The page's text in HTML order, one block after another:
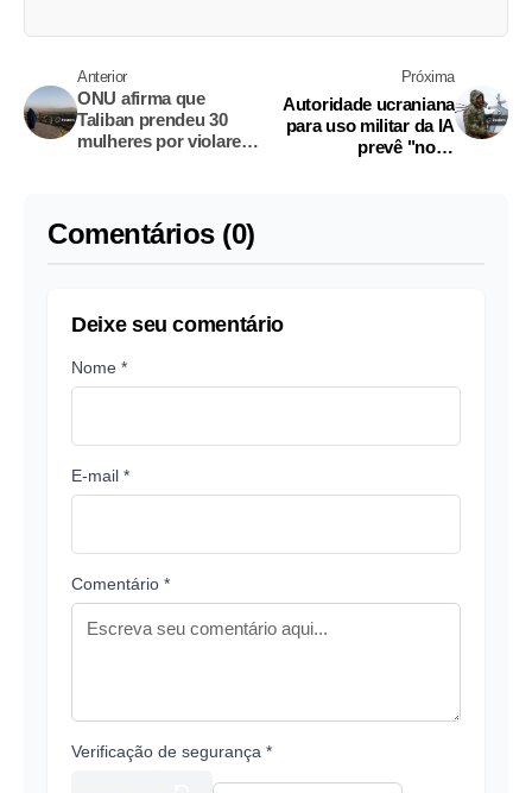
Anterior
ONU afirma que
Taliban prendeu 30
mulheres por violarem
Próxima
Autoridade ucraniana
para uso militar da IA
prevê "novo
Comentários (0)
Deixe seu comentário
Nome *
E-mail *
Comentário *
Verificação de segurança *